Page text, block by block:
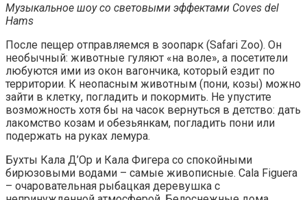
Музыкальное шоу со световыми эффектами Coves del
Hams
После пещер отправляемся в зоопарк (Safari Zoo). Он
необычный: животные гуляют «на воле», а посетители
любуются ими из окон вагончика, который ездит по
территории. К неопасным животным (пони, козы) можно
зайти в клетку, погладить и покормить. Не упустите
возможность хотя бы на часок вернуться в детство: дать
лакомство козам и обезьянкам, погладить пони или
подержать на руках лемура.
Бухты Кала Д’Ор и Кала Фигера со спокойными
бирюзовыми водами – самые живописные. Cala Figuera
– очаровательная рыбацкая деревушка с